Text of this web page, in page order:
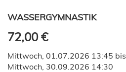
WASSERGYMNASTIK
72,00 €
Mittwoch, 01.07.2026 13:45 bis
Mittwoch, 30.09.2026 14:30